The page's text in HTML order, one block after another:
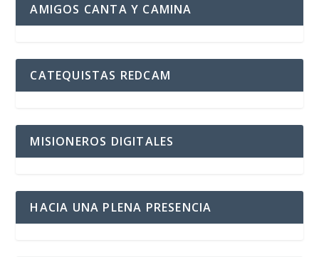
AMIGOS CANTA Y CAMINA
CATEQUISTAS REDCAM
MISIONEROS DIGITALES
HACIA UNA PLENA PRESENCIA